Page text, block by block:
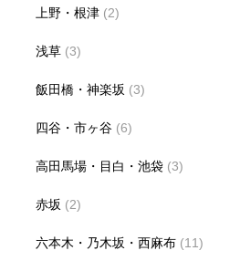
上野・根津 (2)
浅草 (3)
飯田橋・神楽坂 (3)
四谷・市ヶ谷 (6)
高田馬場・目白・池袋 (3)
赤坂 (2)
六本木・乃木坂・西麻布 (11)